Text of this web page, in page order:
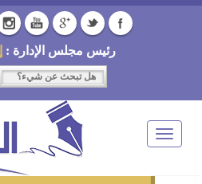
رئيس مجلس الإدارة :
Toggle
navigation